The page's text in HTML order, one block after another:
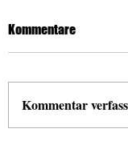
Kommentare
Kommentar